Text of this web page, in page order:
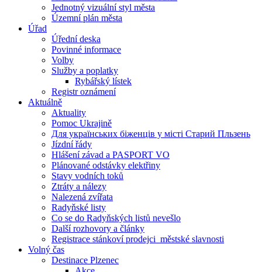
Jednotný vizuální styl města
Územní plán města
Úřad
Úřední deska
Povinné informace
Volby
Služby a poplatky
Rybářský lístek
Registr oznámení
Aktuálně
Aktuality
Pomoc Ukrajině
Для українських біженців у місті Старий Пльзень
Jízdní řády
Hlášení závad a PASPORT VO
Plánované odstávky elektřiny
Stavy vodních toků
Ztráty a nálezy
Nalezená zvířata
Radyňské listy
Co se do Radyňských listů nevešlo
Další rozhovory a články
Registrace stánkoví prodejci_městské slavnosti
Volný čas
Destinace Plzenec